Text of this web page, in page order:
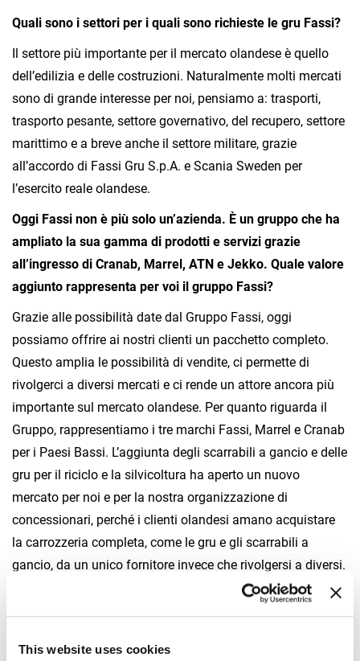
This website uses cookies
Quali sono i settori per i quali sono richieste le gru Fassi?
Il settore più importante per il mercato olandese è quello
dell’edilizia e delle costruzioni. Naturalmente molti mercati
sono di grande interesse per noi, pensiamo a: trasporti,
trasporto pesante, settore governativo, del recupero, settore
marittimo e a breve anche il settore militare, grazie
all’accordo di Fassi Gru S.p.A. e Scania Sweden per
l’esercito reale olandese.
Oggi Fassi non è più solo un’azienda. È un gruppo che ha
ampliato la sua gamma di prodotti e servizi grazie
all’ingresso di Cranab, Marrel, ATN e Jekko. Quale valore
aggiunto rappresenta per voi il gruppo Fassi?
Grazie alle possibilità date dal Gruppo Fassi, oggi
possiamo offrire ai nostri clienti un pacchetto completo.
Questo amplia le possibilità di vendite, ci permette di
rivolgerci a diversi mercati e ci rende un attore ancora più
importante sul mercato olandese. Per quanto riguarda il
Gruppo, rappresentiamo i tre marchi Fassi, Marrel e Cranab
per i Paesi Bassi. L’aggiunta degli scarrabili a gancio e delle
gru per il riciclo e la silvicoltura ha aperto un nuovo
mercato per noi e per la nostra organizzazione di
concessionari, perché i clienti olandesi amano acquistare
la carrozzeria completa, come le gru e gli scarrabili a
gancio, da un unico fornitore invece che rivolgersi a diversi.
Quali sono i punti di forza di De Jong IJmuiden?
dipendenti, un eccellente servizio clienti, l’importante quota